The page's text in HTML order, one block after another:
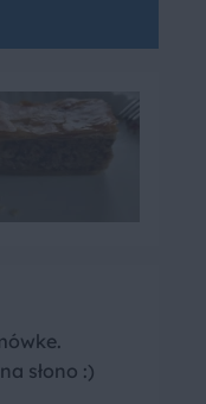
słono :)